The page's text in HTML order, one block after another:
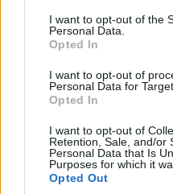
I want to opt-out of the
Personal Data.
Opted In
I want to opt-out of
Personal Data for
Opted In
I want to opt-out of
Retention, Sale, and/or
Personal Data that Is
Purposes for which it
Opted Out
Ce jour, votre sens
sont mis en avant. Vous
motivation à structurer
étape par étape. Faites
maintenir une attitude
propice pour évaluer
confiance.